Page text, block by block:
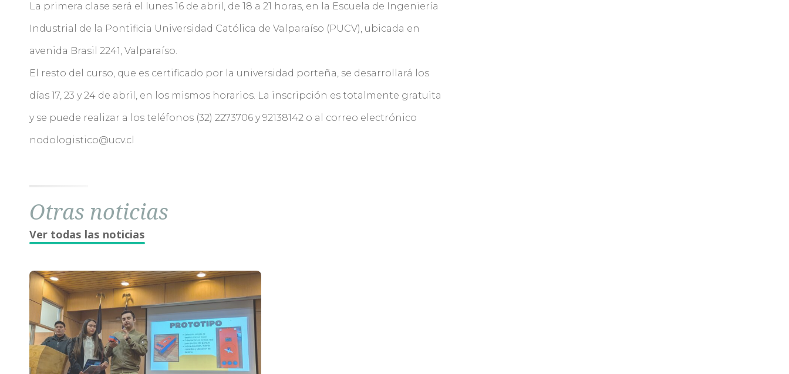
La primera clase será el lunes 16 de abril, de 18 a 21 horas, en la Escuela de Ingeniería
Industrial de la Pontificia Universidad Católica de Valparaíso (PUCV), ubicada en
avenida Brasil 2241, Valparaíso.
El resto del curso, que es certificado por la universidad porteña, se desarrollará los
días 17, 23 y 24 de abril, en los mismos horarios. La inscripción es totalmente gratuita
y se puede realizar a los teléfonos (32) 2273706 y 92138142 o al correo electrónico
nodologistico@ucv.cl
Otras noticias
Ver todas las noticias